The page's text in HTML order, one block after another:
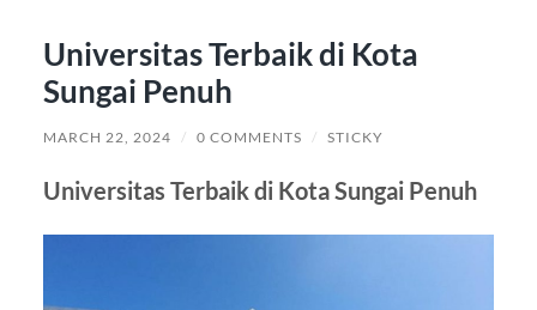
Universitas Terbaik di Kota
Sungai Penuh
MARCH 22, 2024 / 0 COMMENTS / STICKY
Universitas Terbaik di Kota Sungai Penuh